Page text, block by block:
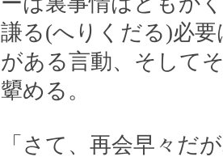
謙る(へりくだる)必
がある言動、そして
顰める。
「さて、再会早々だ